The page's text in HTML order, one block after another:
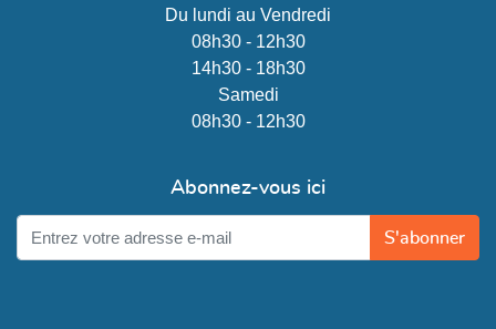
Du lundi au Vendredi
08h30 - 12h30
14h30 - 18h30
Samedi
08h30 - 12h30
Abonnez-vous ici
S'abonner